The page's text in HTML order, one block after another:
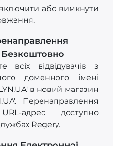
або вимкнути
всіх відвідувачів з
доменного імені
в новий магазин
Перенаправлення
адрес доступно
Regery.